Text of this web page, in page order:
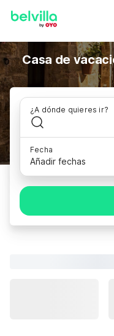
Casa de
¿A dónde quieres ir?
Fecha
Añadir fechas